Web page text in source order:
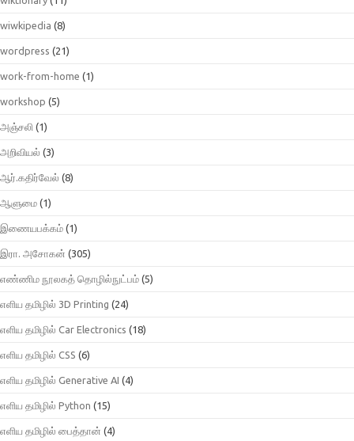
wiwkipedia (8)
wordpress (21)
work-from-home (1)
workshop (5)
அஞ்சலி (1)
அறிவியல் (3)
ஆர்.கதிர்வேல் (8)
ஆளுமை (1)
இணையபக்கம் (1)
இரா. அசோகன் (305)
எண்ணிம நூலகத் தொழில்நுட்பம் (5)
எளிய தமிழில் 3D Printing (24)
எளிய தமிழில் Car Electronics (18)
எளிய தமிழில் CSS (6)
எளிய தமிழில் Generative AI (4)
எளிய தமிழில் Python (15)
எளிய தமிழில் பைத்தான் (4)